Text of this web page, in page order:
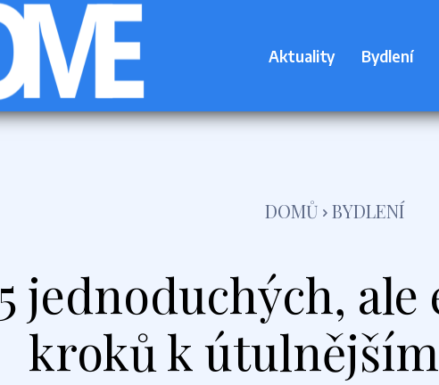
Aktuality Bydlení
DOMŮ BYDLENÍ
5 jednoduchých,
kroků k